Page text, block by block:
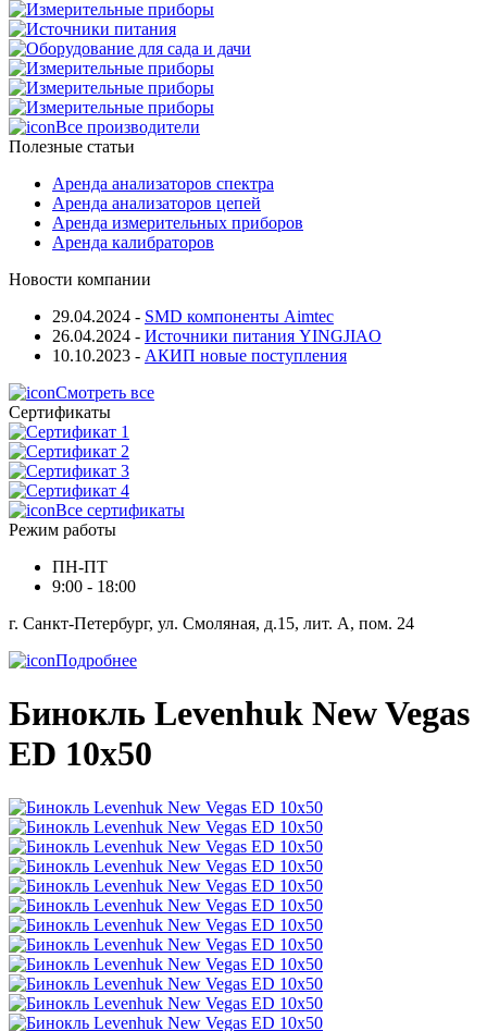
Все производители
Полезные статьи
Аренда анализаторов спектра
Аренда анализаторов цепей
Аренда измерительных приборов
Аренда калибраторов
Новости компании
29.04.2024 - SMD компоненты Aimtec
26.04.2024 - Источники питания YINGJIAO
10.10.2023 - АКИП новые поступления
Смотреть все
Сертификаты
Все сертификаты
Режим работы
ПН-ПТ
9:00 - 18:00
г. Санкт-Петербург, ул. Смоляная, д.15, лит. А, пом. 24
Подробнее
Бинокль Levenhuk New Vegas
ED 10x50